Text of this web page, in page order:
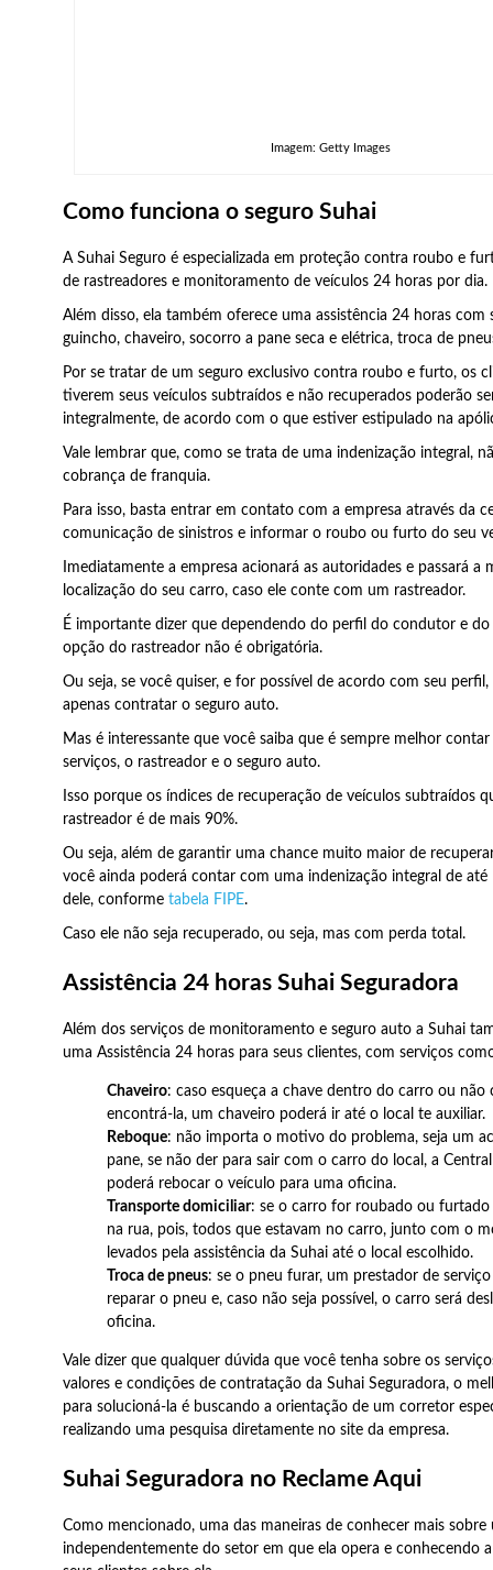
Imagem: Getty Images
Como funciona o seguro Suhai
A Suhai Seguro é especializada em proteção contra roubo e
de rastreadores e monitoramento de veículos 24 horas por dia.
Além disso, ela também oferece uma assistência 24 horas com
guincho, chaveiro, socorro a pane seca e elétrica, troca de
Por se tratar de um seguro exclusivo contra roubo e furto, os
tiverem seus veículos subtraídos e não recuperados poderão
integralmente, de acordo com o que estiver estipulado na
Vale lembrar que, como se trata de uma indenização integral,
cobrança de franquia.
Para isso, basta entrar em contato com a empresa através da
comunicação de sinistros e informar o roubo ou furto do seu
Imediatamente a empresa acionará as autoridades e passará a
localização do seu carro, caso ele conte com um rastreador.
É importante dizer que dependendo do perfil do condutor e do
opção do rastreador não é obrigatória.
Ou seja, se você quiser, e for possível de acordo com seu perfil,
apenas contratar o seguro auto.
Mas é interessante que você saiba que é sempre melhor
serviços, o rastreador e o seguro auto.
Isso porque os índices de recuperação de veículos subtraídos
rastreador é de mais 90%.
Ou seja, além de garantir uma chance muito maior de
você ainda poderá contar com uma indenização integral de até
dele, conformetabela FIPE.
Caso ele não seja recuperado, ou seja, mas com perda total.
Assistência 24 horas Suhai Seguradora
Além dos serviços de monitoramento e seguro auto a Suhai
uma Assistência 24 horas para seus clientes, com serviços
Chaveiro: caso esqueça a chave dentro do carro ou não
encontrá-la, um chaveiro poderá ir até o local te auxiliar.
Reboque: não importa o motivo do problema, seja um
pane, se não der para sair com o carro do local, a
poderá rebocar o veículo para uma oficina.
Transporte domiciliar: se o carro for roubado ou furtado
na rua, pois, todos que estavam no carro, junto com o
levados pela assistência da Suhai até o local escolhido.
Troca de pneus: se o pneu furar, um prestador de
reparar o pneu e, caso não seja possível, o carro será
oficina.
Vale dizer que qualquer dúvida que você tenha sobre os
valores e condições de contratação da Suhai Seguradora, o
para solucioná-la é buscando a orientação de um corretor
realizando uma pesquisa diretamente no site da empresa.
Suhai Seguradora no Reclame Aqui
Como mencionado, uma das maneiras de conhecer mais sobre
independentemente do setor em que ela opera e conhecendo